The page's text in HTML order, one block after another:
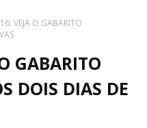
VEJA O GABARITO
GABARITO
DOIS DIAS DE